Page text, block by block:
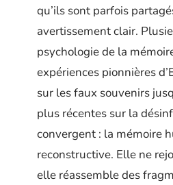
qu’ils sont parfois
avertissement clair.
psychologie de la
expériences pionnières
sur les faux souvenirs
plus récentes sur la
convergent : la mémoire
reconstructive. Elle ne
elle réassemble des